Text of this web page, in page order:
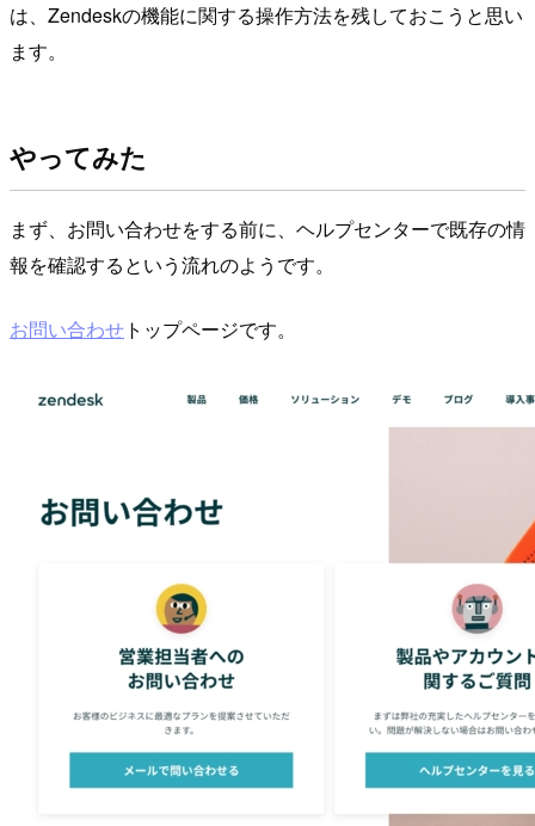
は、Zendeskの機能に関する操作方法を残しておこうと思い
ます。
やってみた
まず、お問い合わせをする前に、ヘルプセンターで既存の情
報を確認するという流れのようです。
お問い合わせ トップページです。